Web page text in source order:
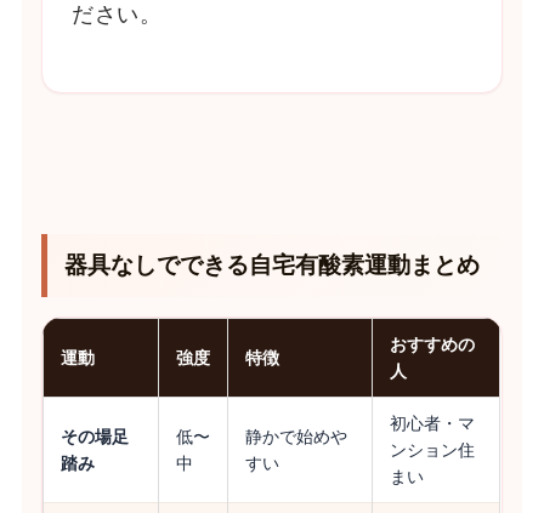
ださい。
器具なしでできる自宅有酸素運動まとめ
運動 強度 特徴
おすすめの
人
その場足
踏み
低〜
中
静かで始めや
すい
初心者・マ
ンション住
まい